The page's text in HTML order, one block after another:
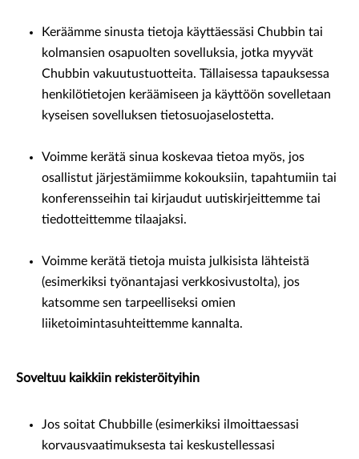
Keräämme sinusta tietoja käyttäessäsi Chubbin tai
kolmansien osapuolten sovelluksia, jotka myyvät
Chubbin vakuutustuotteita. Tällaisessa tapauksessa
henkilötietojen keräämiseen ja käyttöön sovelletaan
kyseisen sovelluksen tietosuojaselostetta.
Voimme kerätä sinua koskevaa tietoa myös, jos
osallistut järjestämiimme kokouksiin, tapahtumiin tai
konferensseihin tai kirjaudut uutiskirjeittemme tai
tiedotteittemme tilaajaksi.
Voimme kerätä tietoja muista julkisista lähteistä
(esimerkiksi työnantajasi verkkosivustolta), jos
katsomme sen tarpeelliseksi omien
liiketoimintasuhteittemme kannalta.
Soveltuu kaikkiin rekisteröityihin
Jos soitat Chubbille (esimerkiksi ilmoittaessasi
korvausvaatimuksesta tai keskustellessasi